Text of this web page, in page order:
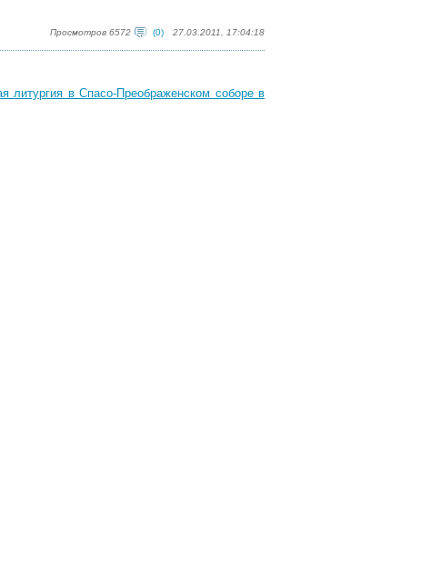
Просмотров 6572 (0) 27.03.2011, 17:04:18
литургия в Спасо-Преображенском соборе в